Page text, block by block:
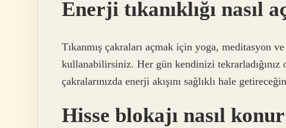
Enerji tıkanıklığı nasıl
Tıkanmış çakraları açmak için yoga, meditasyon
kullanabilirsiniz. Her gün kendinizi tekrarladığınız
çakralarınızda enerji akışını sağlıklı hale
Hisse blokajı nasıl